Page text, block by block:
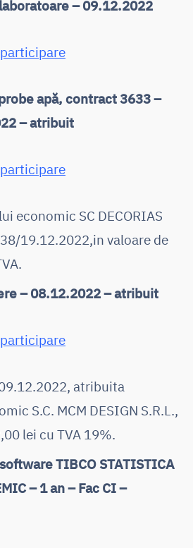
– 09.12.2022
apă, contract 3633 –
– atribuit
economic SC DECORIAS
19.12.2022,in valoare de
– 08.12.2022 – atribuit
atribuita
S.C. MCM DESIGN S.R.L.,
lei cu TVA 19%.
TIBCO STATISTICA
– 1 an – Fac CI –